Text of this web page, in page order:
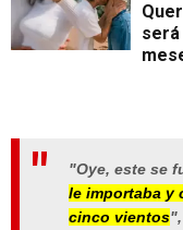
será
"Oye, este se
le importaba y
cinco vientos",